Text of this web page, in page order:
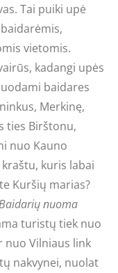
Tai puiki upė
vietomis.
kadangi upės
baidares
Merkinę,
ties Birštonu,
nuo Kauno
kuris labai
Kuršių marias?
nuoma
turistų tiek nuo
nuo Vilniaus link
nakvynei, nuolat